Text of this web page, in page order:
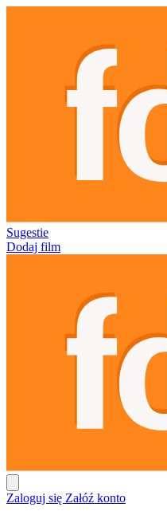
Sugestie
Dodaj film
Zaloguj się Załóź konto